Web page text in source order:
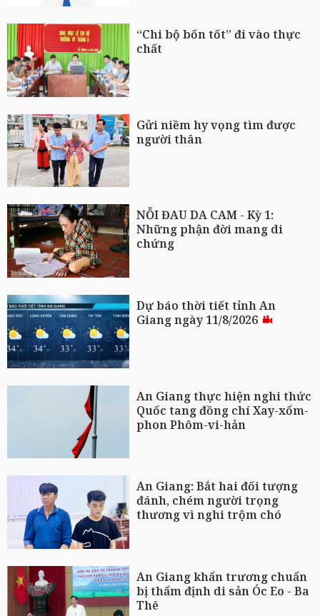
“Chi bộ bốn tốt” đi vào thực
chất
Gửi niềm hy vọng tìm được
người thân
NỖI ĐAU DA CAM - Kỳ 1:
Những phận đời mang di
chứng
Dự báo thời tiết tỉnh An
Giang ngày 11/8/2026
An Giang thực hiện nghi thức
Quốc tang đồng chí Xay-xổm-
phon Phôm-vi-hản
An Giang: Bắt hai đối tượng
đánh, chém người trọng
thương vì nghi trộm chó
An Giang khẩn trương chuẩn
bị thẩm định di sản Óc Eo - Ba
Thê